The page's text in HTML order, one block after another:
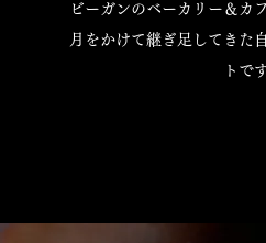
ビーガンのベーカリー＆カ
月をかけて継ぎ足してきた
トで